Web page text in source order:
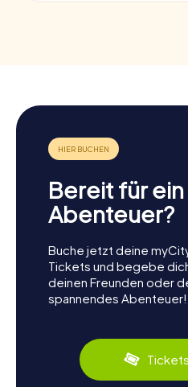
Bereit für ein
Abenteuer?
Buche jetzt deine
Tickets und begebe
deinen Freunden oder
spannendes Abenteuer!